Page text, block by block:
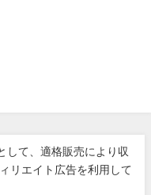
して、適格販売により収
リエイト広告を利用して